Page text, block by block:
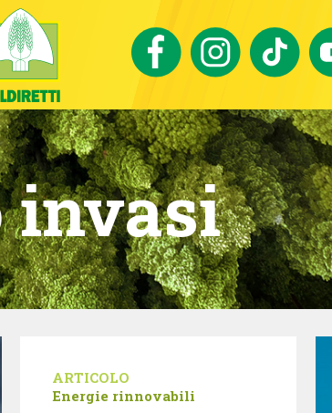
invasi
ARTICOLO
Energie rinnovabili